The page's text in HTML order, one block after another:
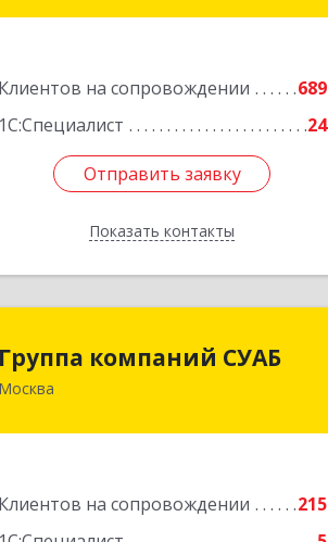
Клиентов на сопровождении
689
1С:Специалист
24
Отправить заявку
Показать контакты
Подробнее
Отправить заявку
Назад
Группа компаний СУАБ
Москва
Клиентов на сопровождении
215
Группа компаний СУАБ
105082, Москва г, Почтовая Б. ул, дом